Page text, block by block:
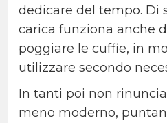
dedicare del tempo. Di
carica funziona anche
poggiare le cuffie, in
utilizzare secondo
In tanti poi non
meno moderno,